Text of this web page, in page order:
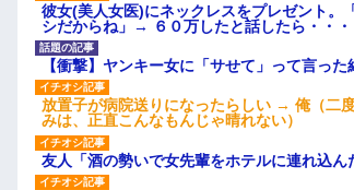
彼女(美人女医)にネックレスをプレゼント。
シだからね」→ ６０万したと話したら・・・
【衝撃】ヤンキー女に「サせて」って言った
放置子が病院送りになったらしい → 俺（二
みは、正直こんなもんじゃ晴れない）
友人「酒の勢いで女先輩をホテルに連れ込ん